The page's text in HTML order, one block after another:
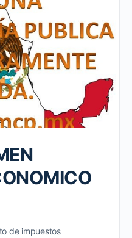
de impuestos